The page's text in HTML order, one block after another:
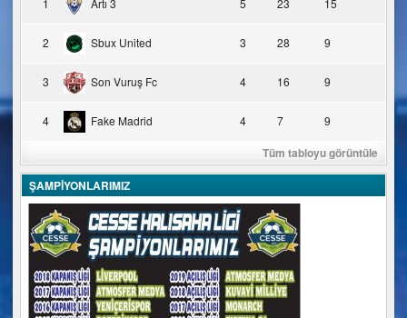
2 Sbux United 3 28 9
3 Son Vuruş Fc 4 16 9
4 Fake Madrid 4 7 9
Tüm tabloyu görüntüle
ŞAMPİYONLARIMIZ